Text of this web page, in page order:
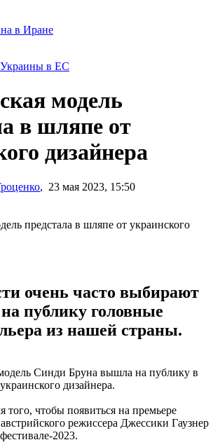
в Иране
в ЕС
модель
в шляпе от
дизайнера
, 23 мая 2023, 15:50
очень часто выбирают
публику головные
из нашей страны.
Синди Бруна вышла на публику в
дизайнера.
того, чтобы появиться на премьере
австрийского режиссера Джессики Гаузнер
2023.